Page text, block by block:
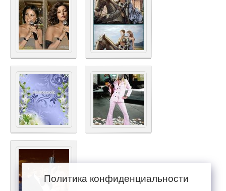
Политика конфиденциальности